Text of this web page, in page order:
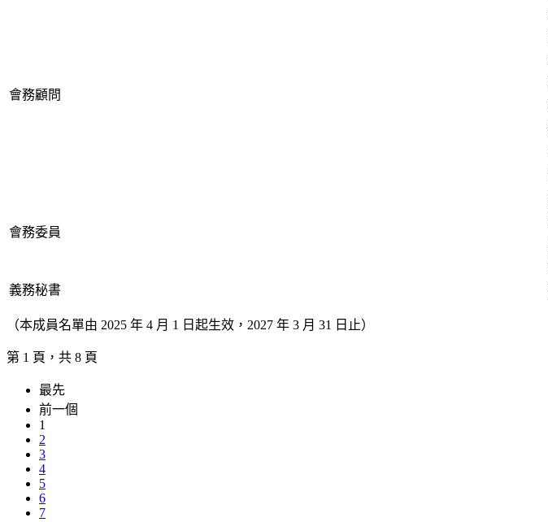
會務顧問
會務委員
義務秘書
（本成員名單由 2025 年 4 月 1 日起生效，2027 年 3 月 31 日止）
第 1 頁，共 8 頁
最先
前一個
1
2
3
4
5
6
7